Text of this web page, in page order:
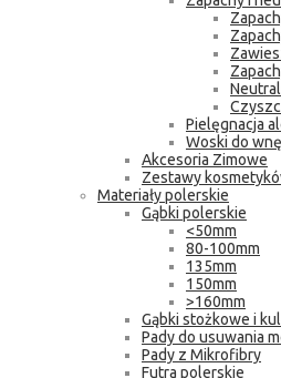
Pielęgnacja
Woski do
Akcesoria Zimowe
Zestawy
Materiały polerskie
Gąbki polerskie
<50mm
80-100mm
135mm
150mm
>160mm
Gąbki stożkowe i
Pady do usuwania
Pady z Mikrofibry
Futra polerskie